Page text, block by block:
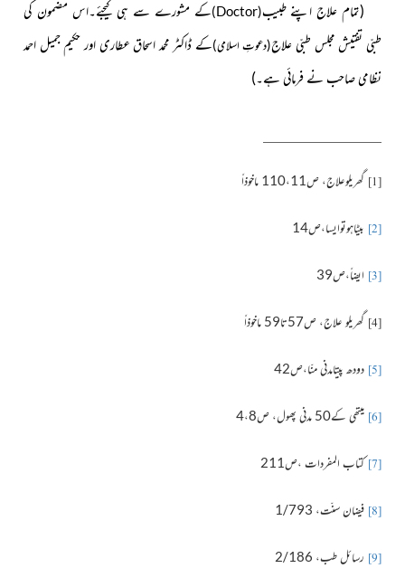
(تمام علاج اپنے طبیب(
Doctor
)کے مشورے سے ہی کیجئے۔اس مضمون کی
طبّی تفتیش مجلس طبّی علاج(دعوتِ اسلامی)کے ڈاکٹر محمد اسحاق عطاری اور حکیم جمیل احمد
نظامی صاحب نے فرمائی ہے۔)
[1] گھریلوعلاج، ص110،11 ماخوذاً
[2] بیٹاہوتوایسا،ص14
[3] ایضاً،ص39
[4] گھریلو علاج، ص57تا59 ماخوذاً
[5] دودھ پیتامدنی منّا،ص42
[6] میتھی کے50 مدنی پھول، ص4،8
[7] کتاب المفردات ،ص211
[8] فیضان سنّت، 1/793
[9] رسائل طب، 2/186